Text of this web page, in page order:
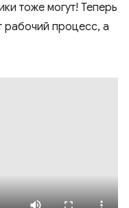
тоже могут! Теперь
рабочий процесс, а